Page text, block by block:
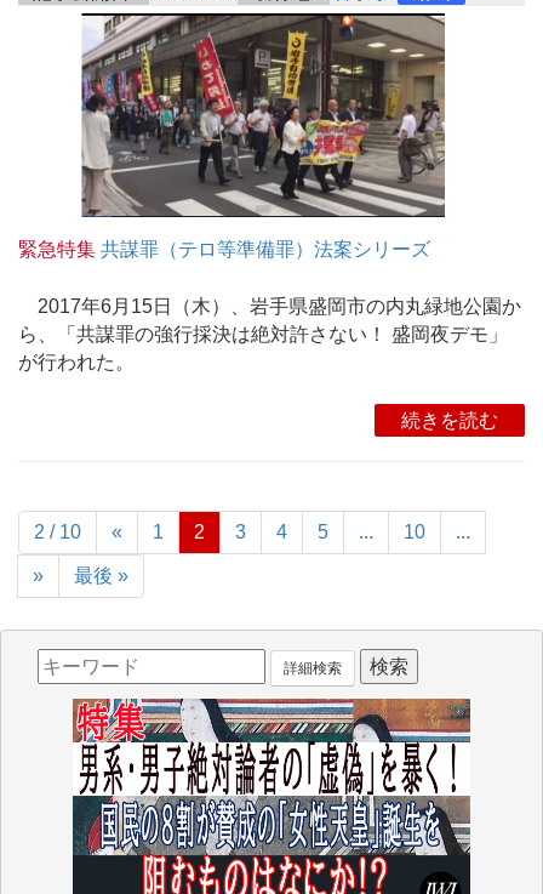
緊急特集 共謀罪（テロ等準備罪）法案シリーズ
2017年6月15日（木）、岩手県盛岡市の内丸緑地公園か
ら、「共謀罪の強行採決は絶対許さない！ 盛岡夜デモ」
が行われた。
続きを読む
2 / 10 « 1 2 3 4 5 ... 10 ...
» 最後 »
詳細検索